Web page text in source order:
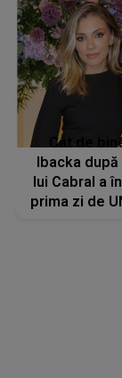
Cât de
Ibacka
lui Cabral a
prima zi de